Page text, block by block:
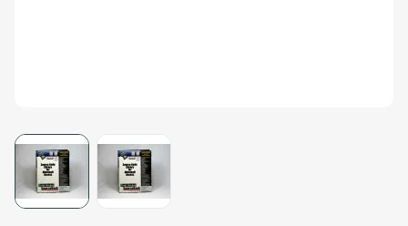
View larger imageView larger image